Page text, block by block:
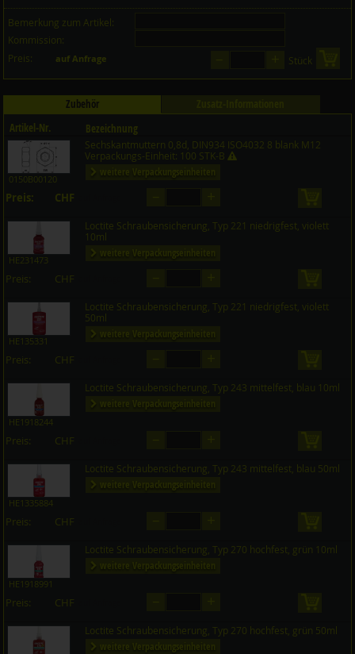
Bemerkung zum Artikel:
Kommission:
Preis:
auf Anfrage Stück
Zubehör
Artikel-Nr.
Bezeichnung
Preis CHF
Menge
0150B00120
Sechskantmuttern 0,8d, DIN934 ISO4032 8 blank M12
Verpackungs-Einheit: 100 STK-B
weitere Verpackungseinheiten
Preis: CHF
HE231473
Loctite Schraubensicherung, Typ 221 niedrigfest, violett
10ml
weitere Verpackungseinheiten
Preis: CHF
HE135331
Loctite Schraubensicherung, Typ 221 niedrigfest, violett
50ml
weitere Verpackungseinheiten
Preis: CHF
HE1918244
Loctite Schraubensicherung, Typ 243 mittelfest, blau 10ml
weitere Verpackungseinheiten
Preis: CHF
HE1335884
Loctite Schraubensicherung, Typ 243 mittelfest, blau 50ml
weitere Verpackungseinheiten
Preis: CHF
HE1918991
Loctite Schraubensicherung, Typ 270 hochfest, grün 10ml
weitere Verpackungseinheiten
Preis: CHF
Loctite Schraubensicherung, Typ 270 hochfest, grün 50ml
weitere Verpackungseinheiten